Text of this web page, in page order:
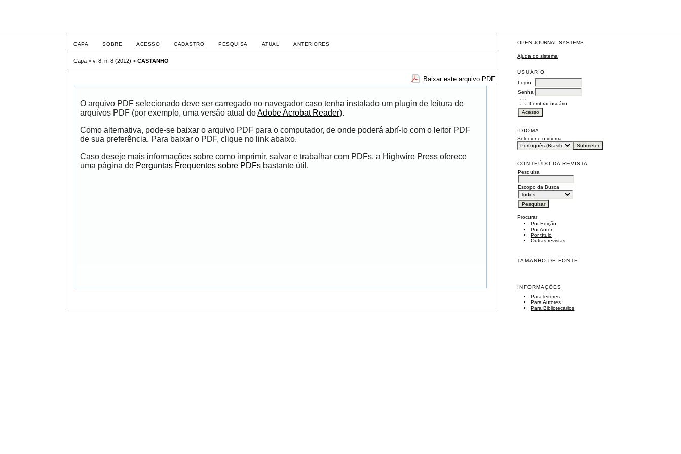
OPEN JOURNAL SYSTEMS
Ajuda do sistema
USUÁRIO
Login
Senha
Lembrar usuário
IDIOMA
Selecione o idioma
CONTEÚDO DA REVISTA
Pesquisa
Escopo da Busca
Procurar
Por Edição
Por Autor
Por título
Outras revistas
TAMANHO DE FONTE
INFORMAÇÕES
Para leitores
Para Autores
Para Bibliotecários
CAPA SOBRE ACESSO CADASTRO PESQUISA ATUAL ANTERIORES
Capa >v. 8, n. 8 (2012) >CASTANHO
Baixar este arquivo PDF
O arquivo PDF selecionado deve ser carregado no navegador caso tenha instalado um plugin de leitura de
arquivos PDF (por exemplo, uma versão atual doAdobe Acrobat Reader).
Como alternativa, pode-se baixar o arquivo PDF para o computador, de onde poderá abrí-lo com o leitor PDF
de sua preferência. Para baixar o PDF, clique no link abaixo.
Caso deseje mais informações sobre como imprimir, salvar e trabalhar com PDFs, a Highwire Press oferece
uma página de Perguntas Frequentes sobre PDFs bastante útil.